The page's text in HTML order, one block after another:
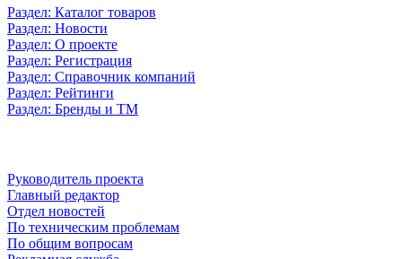
Раздел: Каталог товаров
Раздел: Новости
Раздел: О проекте
Раздел: Регистрация
Раздел: Справочник компаний
Раздел: Рейтинги
Раздел: Бренды и ТМ
Руководитель проекта
Главный редактор
Отдел новостей
По техническим проблемам
По общим вопросам